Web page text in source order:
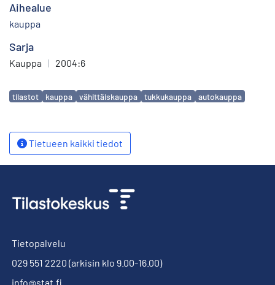
Aihealue
kauppa
Sarja
Kauppa | 2004:6
Avainsanat
tilastot kauppa vähittäiskauppa tukkukauppa autokauppa
Tietueen kaikki tiedot
Tietopalvelu
029 551 2220 (arkisin klo 9.00-16.00)
info@stat.fi